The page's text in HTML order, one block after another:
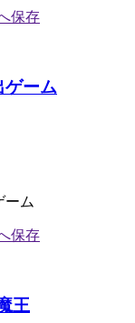
ゲーム
ーム
王